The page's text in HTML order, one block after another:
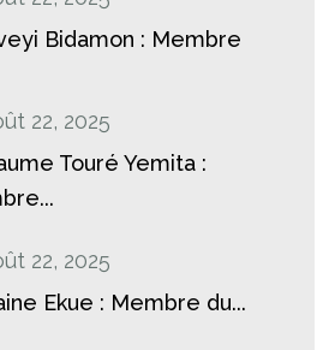
Bidamon : Membre
22, 2025
Touré Yemita :
22, 2025
Ekue : Membre du...